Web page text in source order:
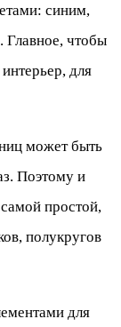
синим,
чтобы
для
может быть
Поэтому и
простой,
полукругов
для